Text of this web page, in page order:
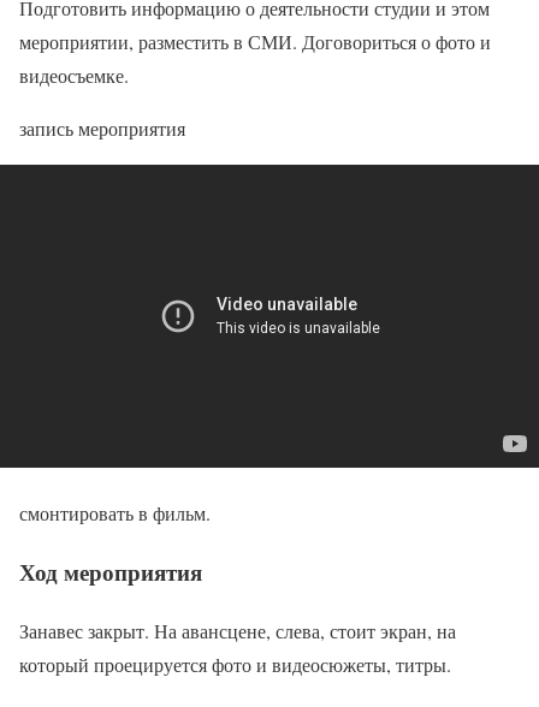
Подготовить информацию о деятельности студии и этом
мероприятии, разместить в СМИ. Договориться о фото и
видеосъемке.
запись мероприятия
смонтировать в фильм.
Ход мероприятия
Занавес закрыт. На авансцене, слева, стоит экран, на
который проецируется фото и видеосюжеты, титры.